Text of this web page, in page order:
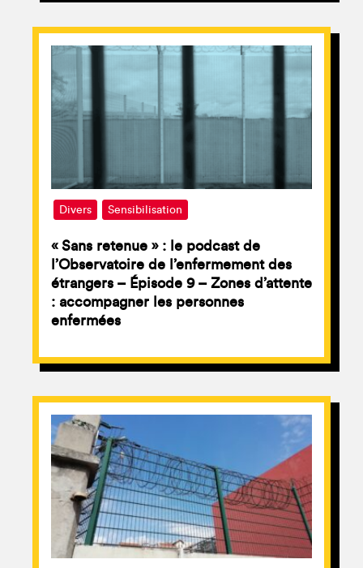
Divers Sensibilisation
« Sans retenue » : le podcast de
l’Observatoire de l’enfermement des
étrangers – Épisode 9 – Zones d’attente
: accompagner les personnes
enfermées